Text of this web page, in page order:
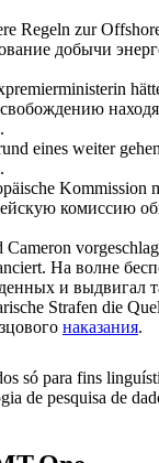
Regeln zur
добычи
eines weiter
.
комиссию
На волне
и выдвигал
Strafen die
наказания.
só para fins
de pesquisa de